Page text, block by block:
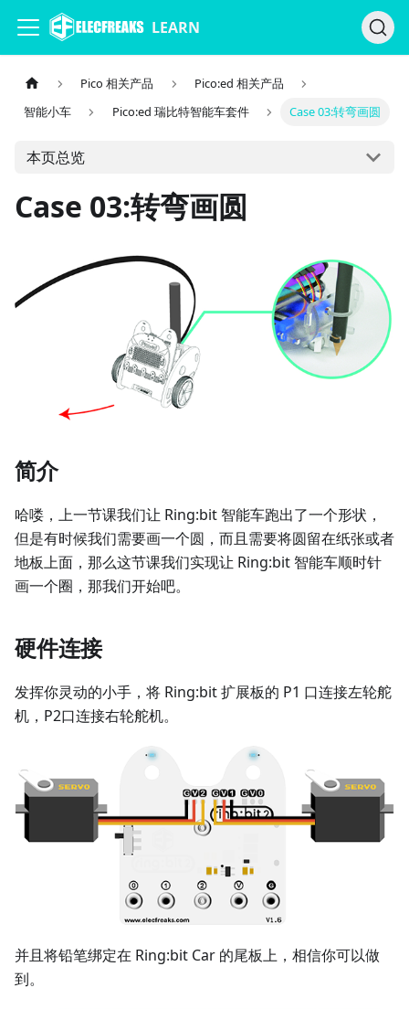
LEARN
Pico 相关产品
Pico:ed 相关产品
智能小车
Pico:ed 瑞比特智能车套件 Case 03:转弯画圆
本页总览
Case 03:转弯画圆
简介
哈喽，上一节课我们让 Ring:bit 智能车跑出了一个形状，
但是有时候我们需要画一个圆，而且需要将圆留在纸张或者
地板上面，那么这节课我们实现让 Ring:bit 智能车顺时针
画一个圈，那我们开始吧。
硬件连接
发挥你灵动的小手，将 Ring:bit 扩展板的 P1 口连接左轮舵
机，P2口连接右轮舵机。
并且将铅笔绑定在 Ring:bit Car 的尾板上，相信你可以做
到。